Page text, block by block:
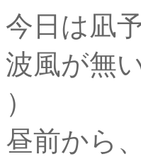
今日は凪
波風が無
）
昼前から